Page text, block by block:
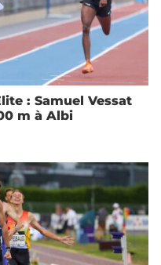
: Samuel Vessat
m à Albi